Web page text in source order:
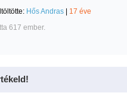
gethe.laszlo/RadnaiHavasok
Hős Andras
17 éve
617 ember.